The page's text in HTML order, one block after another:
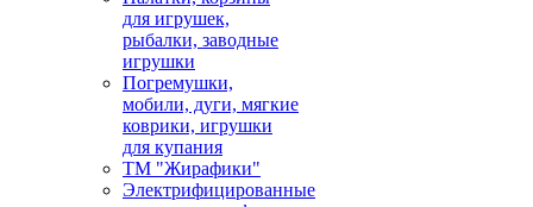
для игрушек,
рыбалки, заводные
игрушки
Погремушки,
мобили, дуги, мягкие
коврики, игрушки
для купания
ТМ "Жирафики"
Электрифицированные